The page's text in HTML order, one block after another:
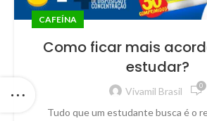
CAFEÍNA
Como ficar mais
estudar?
Vivamil Brasil 0
Tudo que um estudante busca é o